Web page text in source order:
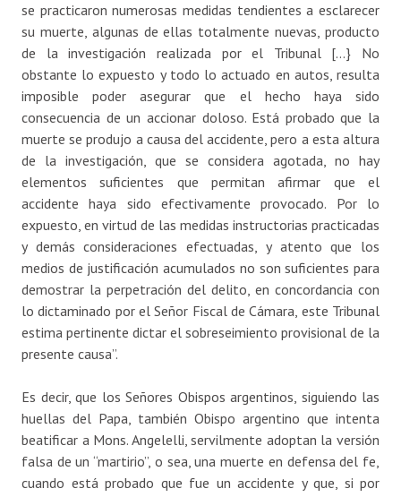
se practicaron numerosas medidas tendientes a esclarecer
su muerte, algunas de ellas totalmente nuevas, producto
de la investigación realizada por el Tribunal […} No
obstante lo expuesto y todo lo actuado en autos, resulta
imposible poder asegurar que el hecho haya sido
consecuencia de un accionar doloso. Está probado que la
muerte se produjo a causa del accidente, pero a esta altura
de la investigación, que se considera agotada, no hay
elementos suficientes que permitan afirmar que el
accidente haya sido efectivamente provocado. Por lo
expuesto, en virtud de las medidas instructorias practicadas
y demás consideraciones efectuadas, y atento que los
medios de justificación acumulados no son suficientes para
demostrar la perpetración del delito, en concordancia con
lo dictaminado por el Señor Fiscal de Cámara, este Tribunal
estima pertinente dictar el sobreseimiento provisional de la
presente causa”.
Es decir, que los Señores Obispos argentinos, siguiendo las
huellas del Papa, también Obispo argentino que intenta
beatificar a Mons. Angelelli, servilmente adoptan la versión
falsa de un “martirio”, o sea, una muerte en defensa del fe,
cuando está probado que fue un accidente y que, si por